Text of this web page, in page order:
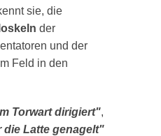
sie, die
der
und der
Feld in den
Torwart dirigiert",
die Latte genagelt"